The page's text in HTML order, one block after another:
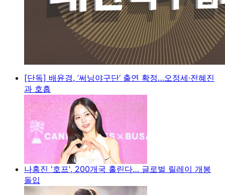
[단독] 배윤경, ’써닝야구단‘ 출연 확정…오정세·전혜진
과 호흡
나홍진 '호프', 200개국 홀린다… 글로벌 릴레이 개봉
돌입